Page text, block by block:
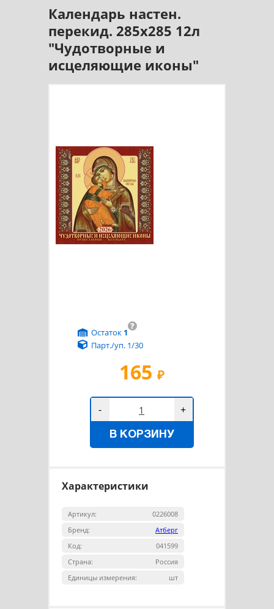
Календарь настен.
перекид. 285х285 12л
"Чудотворные и
исцеляющие иконы"
165 ₽
?
Остаток 1
Парт./уп. 1/30
- +
В КОРЗИНУ
Характеристики
Артикул:
0226008
Бренд:
Атберг
Код:
041599
Страна:
Россия
Единицы измерения:
шт